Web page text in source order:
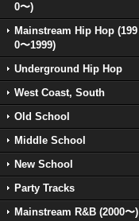
0〜)
Mainstream Hip Hop (199
0〜1999)
Underground Hip Hop
West Coast, South
Old School
Middle School
New School
Party Tracks
Mainstream R&B (2000〜)